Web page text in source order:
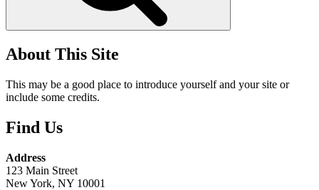
About This Site
This may be a good place to introduce yourself and your site or
include some credits.
Find Us
Address
123 Main Street
New York, NY 10001